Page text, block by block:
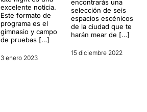
excelente noticia.
Este formato de
programa es el
gimnasio y campo
de pruebas […]
3 enero 2023
encontrarás una
selección de seis
espacios escénicos
de la ciudad que te
harán mear de […]
15 diciembre 2022